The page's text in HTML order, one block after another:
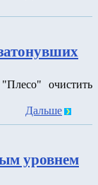
очистить
Дальше
уровнем